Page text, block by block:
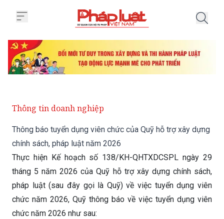
Thông tin doanh nghiệp
Thông báo tuyển dụng viên chức của Quỹ hỗ trợ xây dựng
chính sách, pháp luật năm 2026
Thực hiện Kế hoạch số 138/KH-QHTXDCSPL ngày 29
tháng 5 năm 2026 của Quỹ hỗ trợ xây dựng chính sách,
pháp luật (sau đây gọi là Quỹ) về việc tuyển dụng viên
chức năm 2026, Quỹ thông báo về việc tuyển dụng viên
chức năm 2026 như sau: